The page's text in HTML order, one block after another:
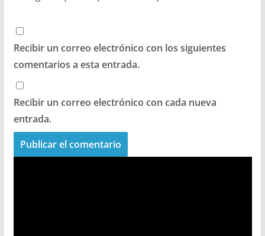
Recibir un correo electrónico con los siguientes
comentarios a esta entrada.
Recibir un correo electrónico con cada nueva
entrada.